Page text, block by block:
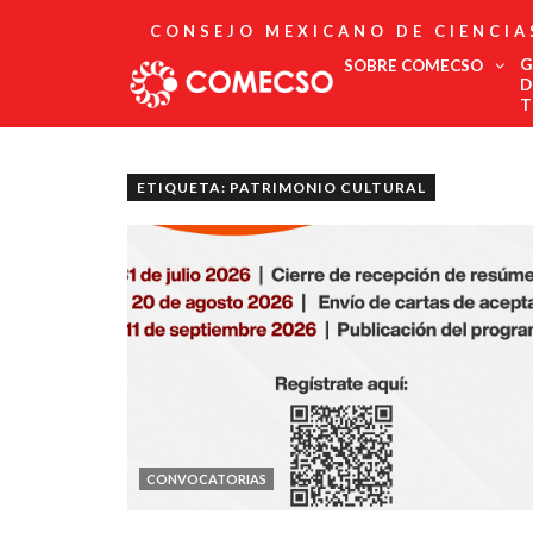
CONSEJO MEXICANO DE
SOBRE COMECSO
Asociados
Fundadores
Publicaciones
Comité Editorial
ETIQUETA: PATRIMONIO CULTURAL
CONVOCATORIAS